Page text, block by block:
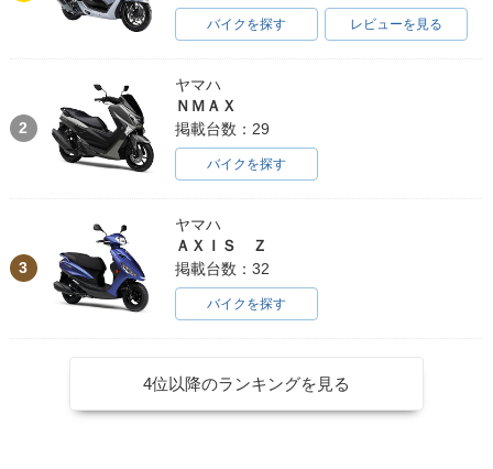
バイクを探す レビューを見る
2
ヤマハ
ＮＭＡＸ
掲載台数：29
バイクを探す
3
ヤマハ
ＡＸＩＳ Ｚ
掲載台数：32
バイクを探す
4位以降のランキングを見る